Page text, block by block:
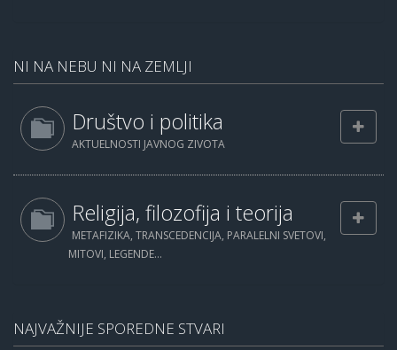
NI NA NEBU NI NA ZEMLJI
Društvo i politika
AKTUELNOSTI JAVNOG ZIVOTA
Religija, filozofija i teorija
METAFIZIKA, TRANSCEDENCIJA, PARALELNI SVETOVI,
MITOVI, LEGENDE...
NAJVAŽNIJE SPOREDNE STVARI